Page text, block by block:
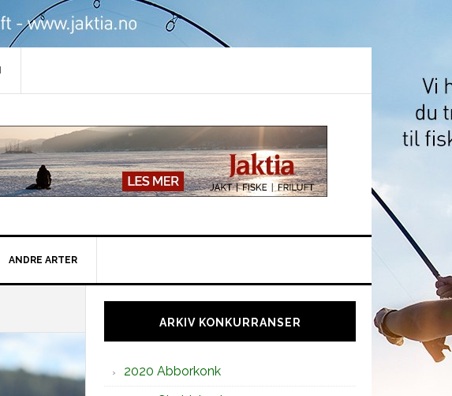
ANDRE ARTER
Hoved
sidebarARKIV KONKURRANSER
2020 Abborkonk